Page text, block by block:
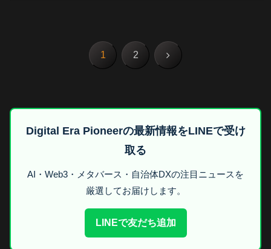
1 2 次
Digital Era Pioneerの最新情報をLINEで受け
取る
AI・Web3・メタバース・自治体DXの注目ニュースを
厳選してお届けします。
LINEで友だち追加